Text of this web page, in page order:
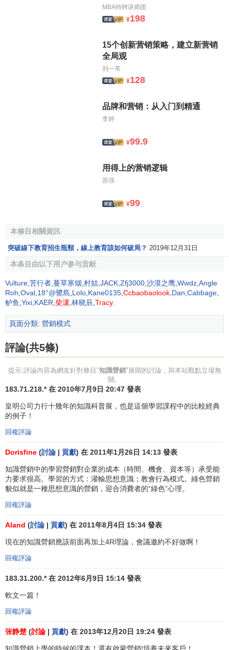
息反饋速度慢並有限，而且成本較高，因而往往不能制訂適
。而在知識經濟的代，網路化的實現使
消費者，大大減少了營銷環節，從而降低了成本；而且消費
者出可通過網路與營銷部門進行對話，提出自己的願望與要
求，促使廠家生產出更適合市場需求的產品。
知識經濟浪潮正在拍岸，在這樣一種全新社會形態下，
現真正意義上的“活到老，學到老”。學習社會的到來，知識和
信息的大爆炸決定了知識經濟時代的營銷是“學習營銷”，它主
品和服務，推廣普及新技術。對消費者進行傳遞、授業、解
“把蛋糕做大”。上海交大昂立公司在這方面做得頗為不錯。該
公司通過開展“送你一把健康金鑰匙”的科普活動，進入社區舉
普知識競賽，這些活動不夾雜產品的
加者購買產品，但效果卻是任何形式的產品營銷所達不到
的。通過提高市民的科學健康理念。引發人們對生物科技產
品的 購買欲望，拉動了市場需求
萬元的校辦企業迅速發展成為產值達10億元的現代化生物醫
葯支柱企業。學習營銷的第二層面是企業向消費者、同行和
社會的學習。企業在進行營銷的過程中不斷地向客戶及其他
伙伴學習，發現自己的不足，吸取好的經驗方法，補充和完
善自己的營銷管理過程。因此，“學習營銷”是一個雙向過程，
互相學習、互相完善，最終達成整體的和諧。
2．網路營銷。21世紀是網路營銷的世紀，網路營銷是知
識經濟與網路技術飛速發展的產物。簡單地說，它就是利用
Internet進行的
元，估計今年可望突破百億大關。網路營銷 主要通過在
Internet上建立虛擬商店和虛擬商業區來實現。虛擬商店又稱
為電子空間商店（cyberstore），它不同於傳統的商店，不需
就可以向全世界進行營銷活動。它具有成本低廉、無存貨樣
品、全天候服務和無國界區域界限等特點。另外，在網路上
Internet為企業和客戶間建立了一個即時反映互動式的信息交
流系統，拉近了企業與消費者之間的距離，具有很好的發展
3、 綠色營銷
們已不再滿足於消費傳統意義上的商品及服務，註意力及需
“需求創造自己的供給”，根據這一最新潮流，企業營銷時應特
別重視“綠色”概念，開發“綠色產品”是指從生產到使用、回收
MBA特聘讲师团
¥198
15个创新营销策略，建立新营销
全局观
刘一苇
¥128
品牌和营销：从入门到精通
李婷
¥99.9
用得上的营销逻辑
苏强
¥99
本條目相關資訊
突破線下教育招生瓶頸，線上教育該如何破局？ 2019年12月31日
本条目由以下用户参与贡献
Vulture 苦行者 蔓草寒烟 村姑 JACK Zfj3000 沙漠之鹰 Wwdz Angle
Roh Oval 18°@鷺島 Lolo Kane0135 Ccbaobaolook Dan Cabbage
鲈鱼 Yixi KAER 柴潇 林晓辰 Tracy.
頁面分類: 營銷模式
評論(共5條)
提示:評論內容為網友針對條目"知識營銷"展開的討論，與本站觀點立場無
關。
183.71.218.* 在 2010年7月9日 20:47 發表
皇明公司力行十幾年的知識科普展，也是這個學習課程中的比較經典
的例子！
回複評論
Dorisfine (討論 | 貢獻) 在 2011年1月26日 14:13 發表
知識營銷中的學習營銷對企業的成本（時間、機會、資本等）承受能
力要求很高。學習的方式：灌輸思想意識；教會行為模式。綠色營銷
貌似就是一種思想意識的營銷，迎合消費者的“綠色”心理。
回複評論
Aland (討論 | 貢獻) 在 2011年8月4日 15:34 發表
現在的知識營銷應該前面再加上4R理論，會議邀約不好做啊！
回複評論
183.31.200.* 在 2012年6月9日 15:14 發表
軟文一篇！
回複評論
张静楚 (討論 | 貢獻) 在 2013年12月20日 19:24 發表
知識營銷上學的時候的課本！還有啟蒙營銷!培養未來客戶！